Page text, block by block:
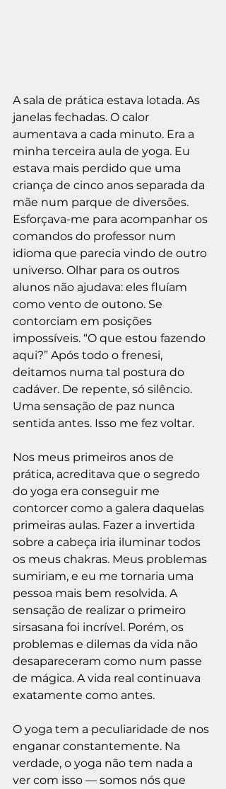
A sala de prática estava lotada. As
janelas fechadas. O calor
aumentava a cada minuto. Era a
minha terceira aula de yoga. Eu
estava mais perdido que uma
criança de cinco anos separada da
mãe num parque de diversões.
Esforçava-me para acompanhar os
comandos do professor num
idioma que parecia vindo de outro
universo. Olhar para os outros
alunos não ajudava: eles fluíam
como vento de outono. Se
contorciam em posições
impossíveis. “O que estou fazendo
aqui?” Após todo o frenesi,
deitamos numa tal postura do
cadáver. De repente, só silêncio.
Uma sensação de paz nunca
sentida antes. Isso me fez voltar.
Nos meus primeiros anos de
prática, acreditava que o segredo
do yoga era conseguir me
contorcer como a galera daquelas
primeiras aulas. Fazer a invertida
sobre a cabeça iria iluminar todos
os meus chakras. Meus problemas
sumiriam, e eu me tornaria uma
pessoa mais bem resolvida. A
sensação de realizar o primeiro
sirsasana foi incrível. Porém, os
problemas e dilemas da vida não
desapareceram como num passe
de mágica. A vida real continuava
exatamente como antes.
O yoga tem a peculiaridade de nos
enganar constantemente. Na
verdade, o yoga não tem nada a
ver com isso — somos nós que